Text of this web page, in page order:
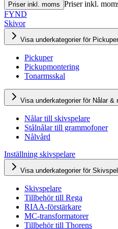
Priser inkl. moms Priser inkl.
FYND
Skivor
Visa underkategorier för
Pickuper
Pickupmontering
Tonarmsskal
Visa underkategorier för Nålar &
Nålar till skivspelare
Stålnålar till grammofoner
Nålvård
Inställning skivspelare
Visa underkategorier för
Skivspelare
Tillbehör till Rega
RIAA-förstärkare
MC-transformatorer
Tillbehör till Thorens